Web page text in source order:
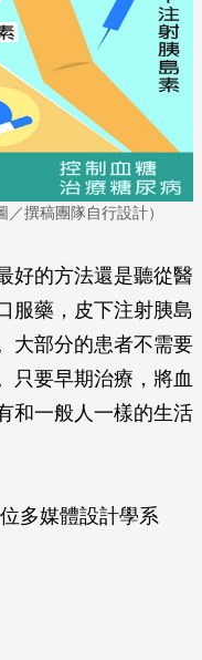
撰稿團隊自行設計）
好的方法還是聽從醫
服藥，皮下注射胰島
大部分的患者不需要
只要早期治療，將血
和一般人一樣的生活
多媒體設計學系